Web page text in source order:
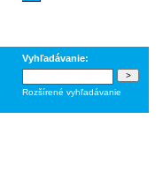
Vyhľadávanie:
Rozšírené vyhľadávanie